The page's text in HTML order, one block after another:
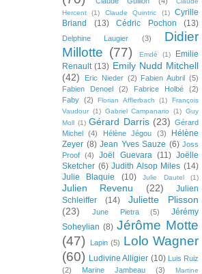
Hercent
(1) Claude Quintric (1)
Cyrille
Briand
(13) Cédric Pochon (13)
Delphine Laugier (3)
Didier
Millotte (77) Emdé (1)
Emilie
Renault (13) Emily Nudd Mitchell
(42)
Eric Nieder (2) Fabien Aubril (5)
Fabien Denoel
(2) Fabrice Holbé
(2)
Faby (2) Florian Afflerbach (1)
François
Vaudour (1) Gabriel Campanario (1) Guy
Moll (1) Gérard Darris (23) Gérard
Michel
(4) Hélène Jégou (3)
Hélène
Zeyer (8) Jean Yves Sauze (6) Joss
Proof
(4) Joël Guevara (11) Joëlle
Sketcher (6) Judith Alsop Miles (14)
Julie Blaquie
(10) Julie Dautel (1)
Julien Revenu (22)
Julien
Schleiffer
(14)
Juliette Plisson
(23)
June Pietra (5)
Jérémy
Soheylian (8) Jérôme Motte
(47)
Lapin (5) Lolo Wagner
(60) Ludivine Alligier (10) Luis Ruiz
(2)
Marine Jambeau (3) Martine